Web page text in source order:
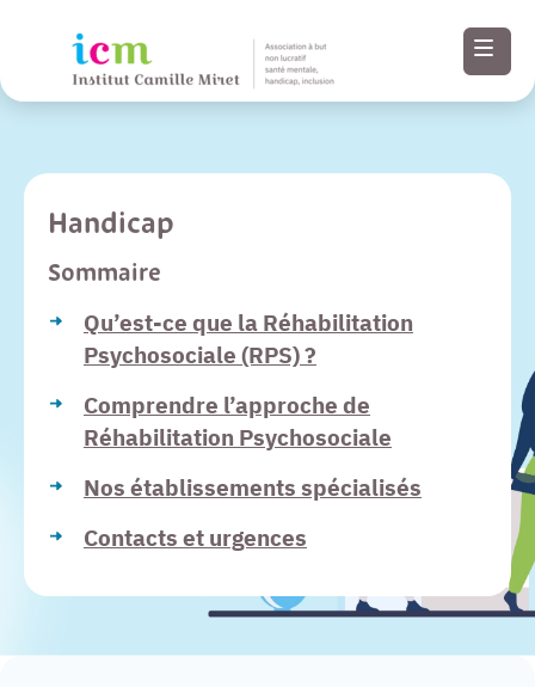
Menu
Paramètres
d’accessibilité
Contenu
Pied de page
Handicap
Sommaire
Qu’est-ce que la Réhabilitation
Psychosociale (RPS) ?
Comprendre l’approche de
Réhabilitation Psychosociale
Nos établissements spécialisés
Contacts et urgences